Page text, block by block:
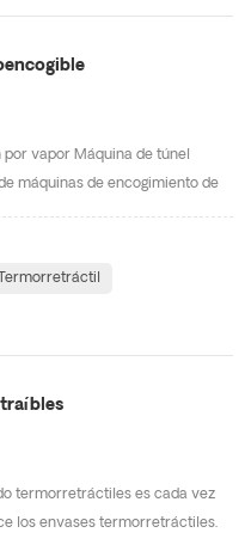
vapor Máquina de túnel
máquinas de encogimiento de
ajustar. Puede usarse de forma
Usando la temperatura
termorretráctiles es cada vez
los envases termorretráctiles.